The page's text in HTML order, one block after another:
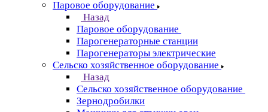
Паровое оборудование
Назад
Паровое оборудование
Парогенераторные станции
Парогенераторы электрические
Сельско хозяйственное оборудование
Назад
Сельско хозяйственное оборудование
Зернодробилки